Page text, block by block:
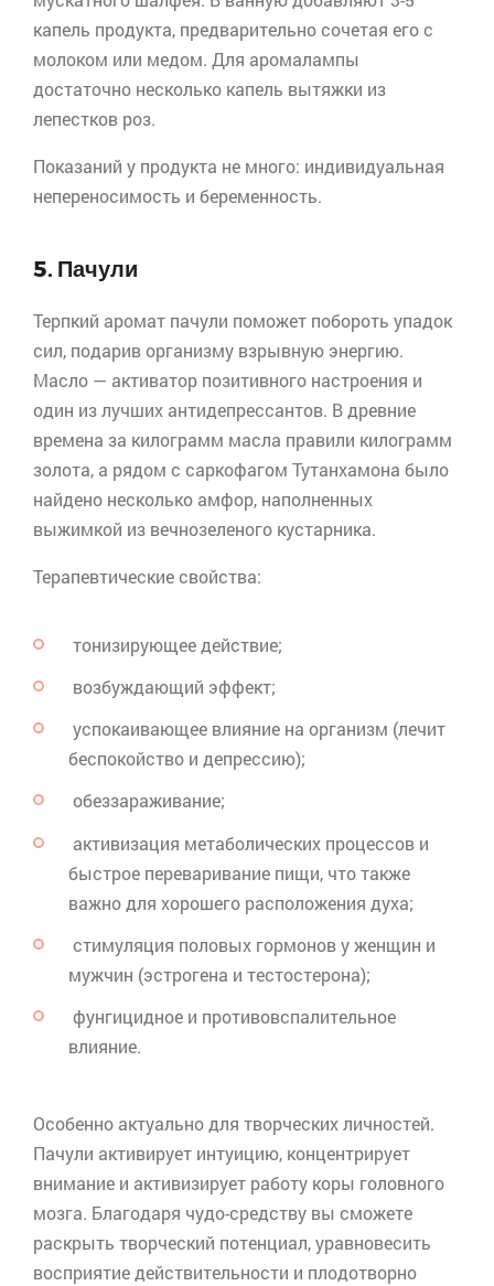
капель продукта, предварительно сочетая его с
молоком или медом. Для аромалампы
достаточно несколько капель вытяжки из
лепестков роз.
Показаний у продукта не много: индивидуальная
непереносимость и беременность.
5. Пачули
Терпкий аромат пачули поможет побороть упадок
сил, подарив организму взрывную энергию.
Масло — активатор позитивного настроения и
один из лучших антидепрессантов. В древние
времена за килограмм масла правили килограмм
золота, а рядом с саркофагом Тутанхамона было
найдено несколько амфор, наполненных
выжимкой из вечнозеленого кустарника.
Терапевтические свойства:
тонизирующее действие;
возбуждающий эффект;
успокаивающее влияние на организм (лечит
беспокойство и депрессию);
обеззараживание;
активизация метаболических процессов и
быстрое переваривание пищи, что также
важно для хорошего расположения духа;
стимуляция половых гормонов у женщин и
мужчин (эстрогена и тестостерона);
фунгицидное и противовспалительное
влияние.
Особенно актуально для творческих личностей.
Пачули активирует интуицию, концентрирует
внимание и активизирует работу коры головного
мозга. Благодаря чудо-средству вы сможете
раскрыть творческий потенциал, уравновесить
восприятие действительности и плодотворно